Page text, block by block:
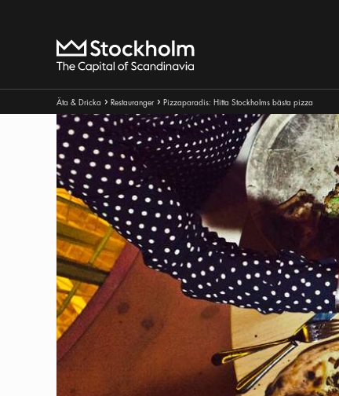
Hem
Brödsmulor:
Äta & Dricka Pul ikon
RestaurangerPul ikon
Pizzaparadis: Hitta Stockholms bästa pizza